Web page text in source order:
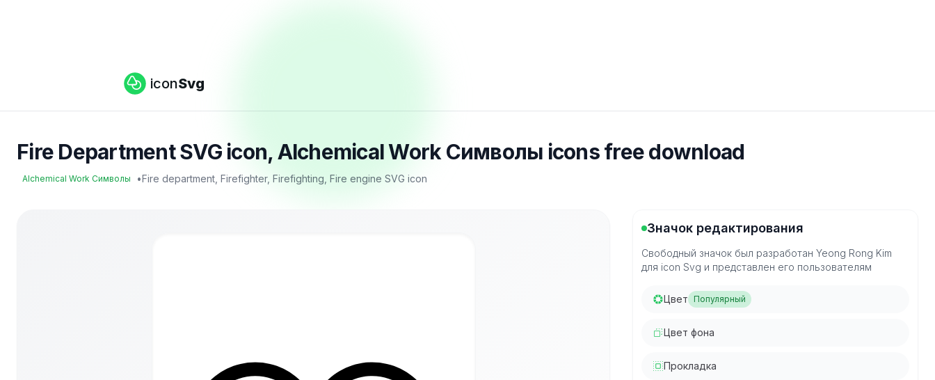
iconSvg
Fire Department SVG icon, Alchemical Work Символы icons free download
Alchemical Work Символы •Fire department, Firefighter, Firefighting, Fire engine SVG icon
Значок редактирования
Свободный значок был разработан Yeong Rong Kim
для icon Svg и представлен его пользователям
Цвет Популярный
Цвет фона
Прокладка